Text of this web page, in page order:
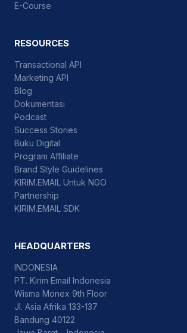
E-Course
RESOURCES
Transactional API
Marketing API
Blog
Dokumentasi
Podcast
Success Stories
Buku Digital
Program Affiliate
Brand Style Guidelines
KIRIM.EMAIL Untuk NGO
Partnership
KIRIM.EMAIL SDK
HEADQUARTERS
INDONESIA
PT. Kirim Email Indonesia
Wisma Monex 9th Floor
Jl. Asia Afrika 133-137
Bandung 40122